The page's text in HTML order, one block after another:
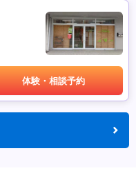
体験・相談予約